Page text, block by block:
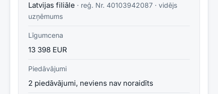
Latvijas filiāle · reģ. Nr. 40103942087 · vidējs
uzņēmums
Līgumcena
13 398 EUR
Piedāvājumi
2 piedāvājumi, neviens nav noraidīts